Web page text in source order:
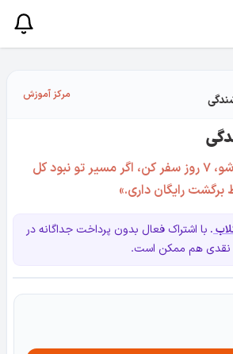
مرکز آموزش
«بی‌هیچ ریسکی وارد شو، ۷ روز سفر کن، اگر مسیر تو نبود کل
برگشت رایگان داری.»
. با اشتراک فعال بدون پرداخت جداگانه در
نقدی هم ممکن است.